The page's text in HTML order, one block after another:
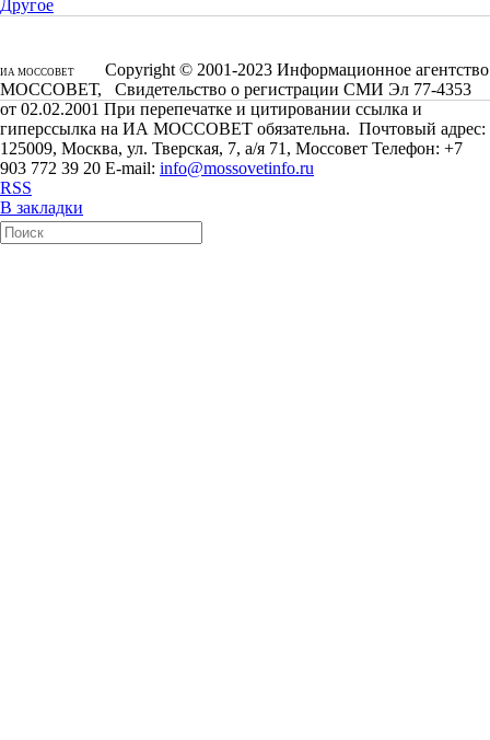
Другое
ИА МОССОВЕТ
Copyright © 2001-2023 Информационное агентство
МОССОВЕТ, Свидетельство о регистрации СМИ Эл 77-4353
от 02.02.2001 При перепечатке и цитировании ссылка и
гиперссылка на ИА МОССОВЕТ обязательна. Почтовый адрес:
125009, Москва, ул. Тверская, 7, а/я 71, Моссовет Телефон: +7
903 772 39 20 E-mail: info@mossovetinfo.ru
RSS
В закладки